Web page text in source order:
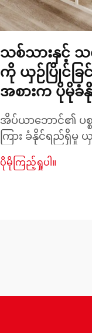
သစ်သားနှင့် သ
ကို ယှဉ်ပြိုင်ခြ
အစားက ပိုမို
အိပ်ယာဘောင်၏ ပစ္စ
ကြား ခံနိုင်ရည်ရှိမှု
သစ်သားနှင့် သတ္တုဖ
ပိုမိုကြည့်ရှုပါ။